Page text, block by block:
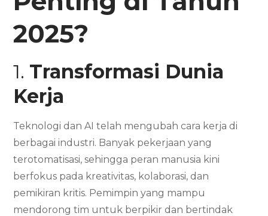
2025?
1. Transformasi Dunia
Kerja
Teknologi dan AI telah mengubah cara kerja di
berbagai industri. Banyak pekerjaan yang
terotomatisasi, sehingga peran manusia kini
berfokus pada kreativitas, kolaborasi, dan
pemikiran kritis. Pemimpin yang mampu
mendorong tim untuk berpikir dan bertindak